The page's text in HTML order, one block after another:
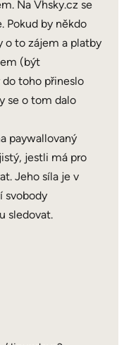
Na Vhsky.cz se
Pokud by někdo
o to zájem a platby
(být
toho přineslo
se o tom dalo
paywallovaný
jestli má pro
Jeho síla je v
svobody
sledovat.